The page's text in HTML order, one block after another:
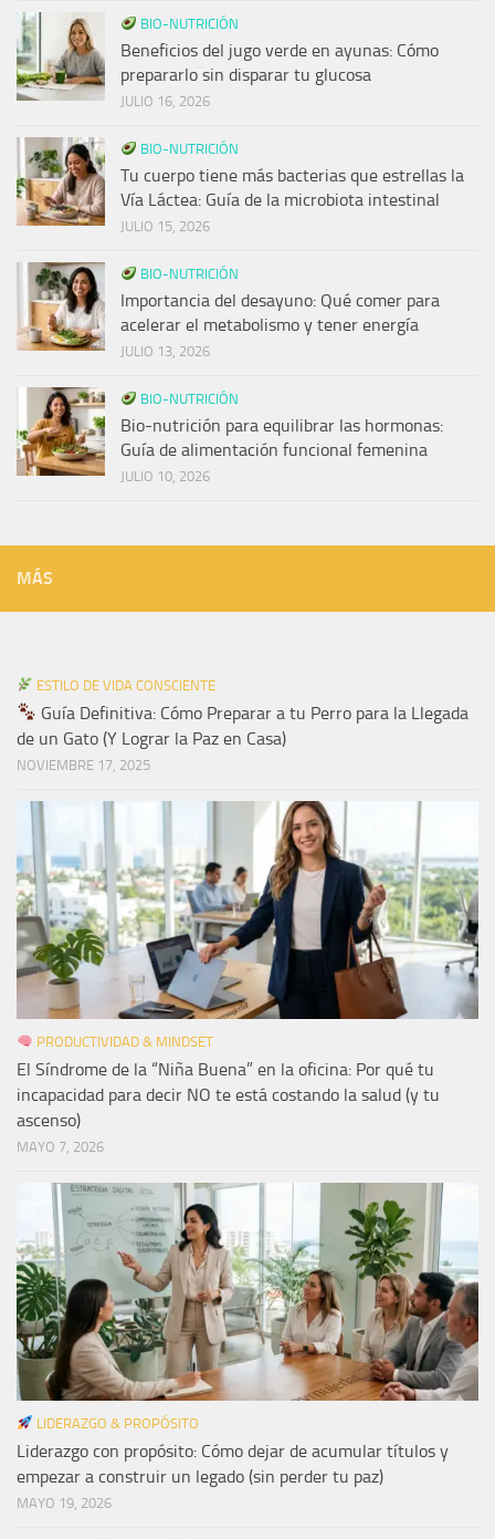
BIO-NUTRICIÓN
Beneficios del jugo verde en ayunas: Cómo
prepararlo sin disparar tu glucosa
JULIO 16, 2026
BIO-NUTRICIÓN
Tu cuerpo tiene más bacterias que estrellas la
Vía Láctea: Guía de la microbiota intestinal
JULIO 15, 2026
BIO-NUTRICIÓN
Importancia del desayuno: Qué comer para
acelerar el metabolismo y tener energía
JULIO 13, 2026
BIO-NUTRICIÓN
Bio-nutrición para equilibrar las hormonas:
Guía de alimentación funcional femenina
JULIO 10, 2026
MÁS
ESTILO DE VIDA CONSCIENTE
Guía Definitiva: Cómo Preparar a tu Perro para la Llegada
de un Gato (Y Lograr la Paz en Casa)
NOVIEMBRE 17, 2025
PRODUCTIVIDAD & MINDSET
El Síndrome de la “Niña Buena” en la oficina: Por qué tu
incapacidad para decir NO te está costando la salud (y tu
ascenso)
MAYO 7, 2026
LIDERAZGO & PROPÓSITO
Liderazgo con propósito: Cómo dejar de acumular títulos y
empezar a construir un legado (sin perder tu paz)
MAYO 19, 2026